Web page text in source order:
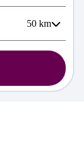
50 km